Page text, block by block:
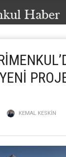
KEMAL KESKIN